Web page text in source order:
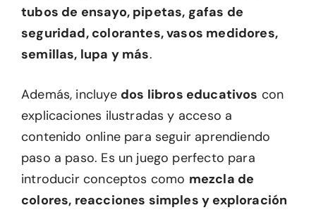
tubos de ensayo, pipetas, gafas de
seguridad, colorantes, vasos medidores,
semillas, lupa y más.
Además, incluye dos libros educativos con
explicaciones ilustradas y acceso a
contenido online para seguir aprendiendo
paso a paso. Es un juego perfecto para
introducir conceptos como mezcla de
colores, reacciones simples y exploración